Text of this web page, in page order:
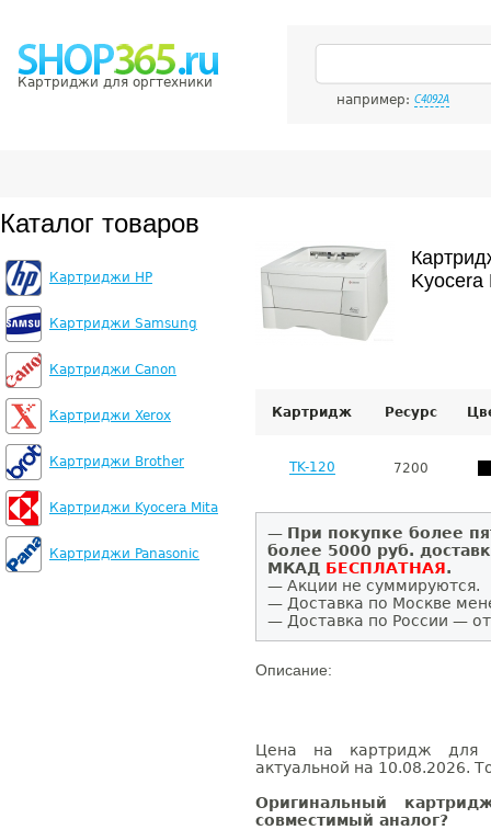
Картриджи для оргтехники
например: C4092A
Каталог товаров
Картриджи HP
Картриджи Samsung
Картриджи Canon
Картриджи Xerox
Картриджи Brother
Картриджи Kyocera Mita
Картриджи Panasonic
Kyocera
Картридж Ресурс
TK-120 7200
— При покупке более
более 5000 руб.
МКАД БЕСПЛАТНАЯ.
— Акции не суммируются.
— Доставка по Москве
— Доставка по России —
Описание:
Цена на картридж для
актуальной на 10.08.2026.
Оригинальный
совместимый аналог?